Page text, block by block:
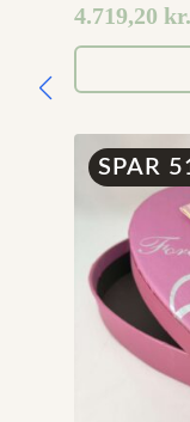
Den
oprindelige
pris
5.899,00
4.719,20 kr.
Den
aktuelle
pris
4.719,20
SPAR